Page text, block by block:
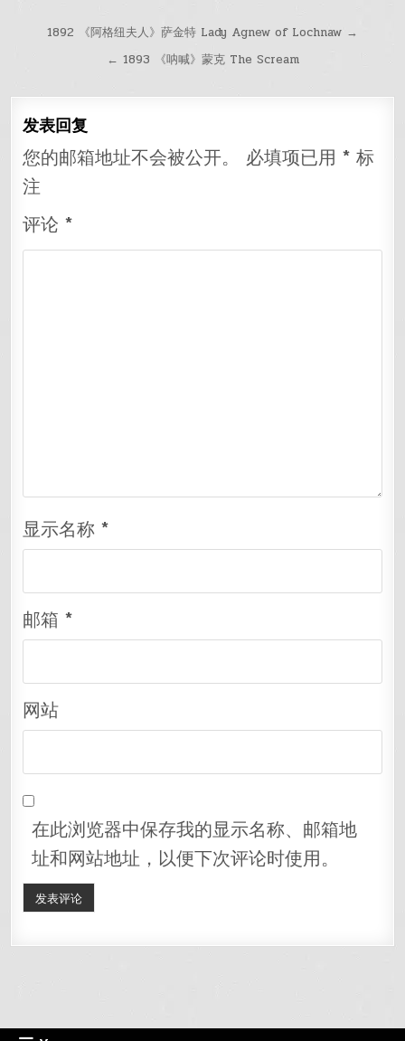
航
1892 《阿格纽夫人》萨金特 Lady Agnew of Lochnaw →
← 1893 《呐喊》蒙克 The Scream
发表回复
您的邮箱地址不会被公开。 必填项已用* 标
注
评论*
显示名称*
邮箱*
网站
在此浏览器中保存我的显示名称、邮箱地
址和网站地址，以便下次评论时使用。